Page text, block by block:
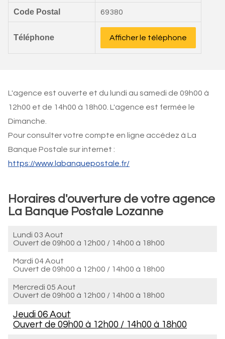
Code Postal 69380
Téléphone Afficher le téléphone
L'agence est ouverte et du lundi au samedi de 09h00 à
12h00 et de 14h00 à 18h00. L'agence est fermée le
Dimanche.
Pour consulter votre compte en ligne accédez à La
Banque Postale sur internet :
https://www.labanquepostale.fr/
Horaires d'ouverture de votre agence
La Banque Postale Lozanne
Lundi 03 Aout
Ouvert de 09h00 à 12h00 / 14h00 à 18h00
Mardi 04 Aout
Ouvert de 09h00 à 12h00 / 14h00 à 18h00
Mercredi 05 Aout
Ouvert de 09h00 à 12h00 / 14h00 à 18h00
Jeudi 06 Aout
Ouvert de 09h00 à 12h00 / 14h00 à 18h00